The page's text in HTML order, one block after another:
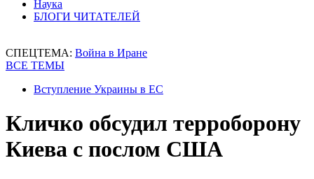
Наука
БЛОГИ ЧИТАТЕЛЕЙ
СПЕЦТЕМА: Война в Иране
ВСЕ ТЕМЫ
Вступление Украины в ЕС
Кличко обсудил терроборону
Киева с послом США